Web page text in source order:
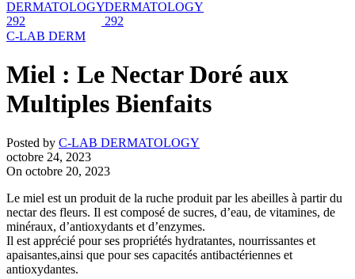
C-LAB DERM
Miel : Le Nectar Doré aux
Multiples Bienfaits
Posted by C-LAB DERMATOLOGY
octobre 24, 2023
On octobre 20, 2023
Le miel est un produit de la ruche produit par les abeilles à partir du
nectar des fleurs. Il est composé de sucres, d’eau, de vitamines, de
minéraux, d’antioxydants et d’enzymes.
Il est apprécié pour ses propriétés hydratantes, nourrissantes et
apaisantes,ainsi que pour ses capacités antibactériennes et
antioxydantes.